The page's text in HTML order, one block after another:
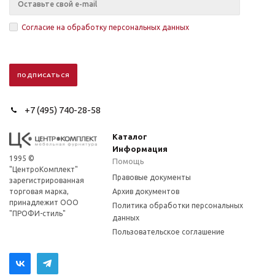
Согласие на обработку персональных данных
+7 (495) 740-28-58
1995 ©
"ЦентроКомплект"
зарегистрированная
торговая марка,
принадлежит ООО
"ПРОФИ-стиль"
Каталог
Информация
Помощь
Правовые документы
Архив документов
Политика обработки персональных
данных
Пользовательское соглашение